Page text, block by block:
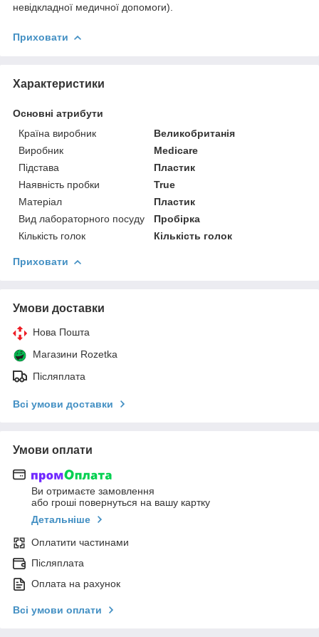
невідкладної медичної допомоги).
Приховати
Характеристики
Основні атрибути
Країна виробник
Великобританія
Виробник
Medicare
Підстава
Пластик
Наявність пробки
True
Матеріал
Пластик
Вид лабораторного посуду
Пробірка
Кількість голок
Кількість голок
Приховати
Умови доставки
Нова Пошта
Магазини Rozetka
Післяплата
Всі умови доставки
Умови оплати
Ви отримаєте замовлення
або гроші повернуться на вашу картку
Детальніше
Оплатити частинами
Післяплата
Оплата на рахунок
Всі умови оплати